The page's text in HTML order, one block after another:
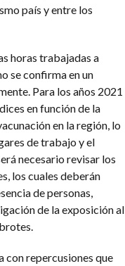
país y entre los
horas trabajadas a
se confirma en un
Para los años 2021
en función de la
en la región, lo
de trabajo y el
necesario revisar los
los cuales deberán
de personas,
de la exposición al
con repercusiones que